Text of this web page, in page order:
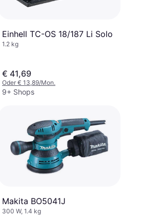
Einhell TC-OS 18/187 Li Solo
1.2 kg
€ 41,69
Oder € 13,89/Mon.
9+ Shops
Makita BO5041J
300 W, 1.4 kg